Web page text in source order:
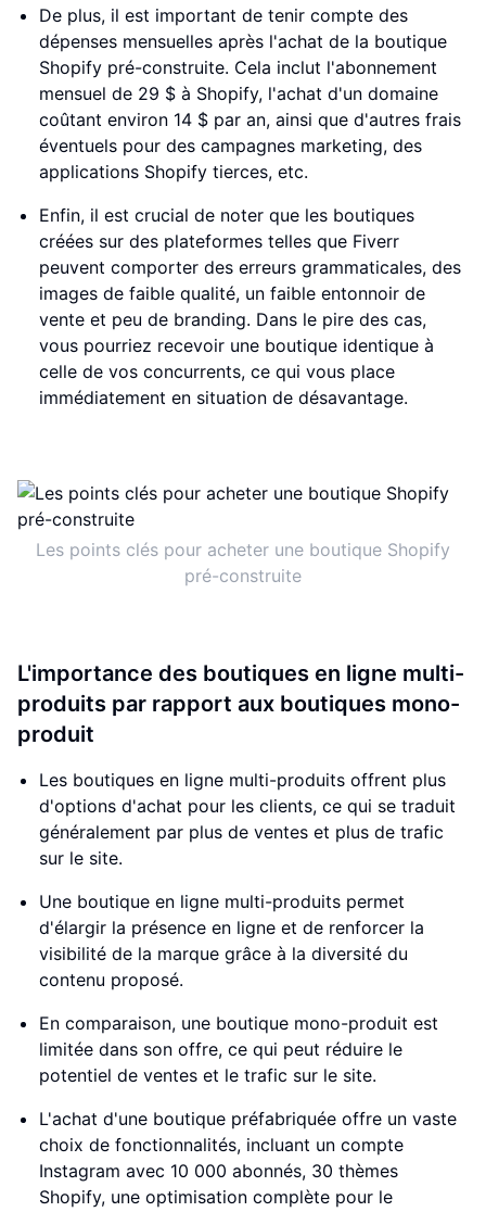
De plus, il est important de tenir compte des
dépenses mensuelles après l'achat de la boutique
Shopify pré-construite. Cela inclut l'abonnement
mensuel de 29 $ à Shopify, l'achat d'un domaine
coûtant environ 14 $ par an, ainsi que d'autres frais
éventuels pour des campagnes marketing, des
applications Shopify tierces, etc.
Enfin, il est crucial de noter que les boutiques
créées sur des plateformes telles que Fiverr
peuvent comporter des erreurs grammaticales, des
images de faible qualité, un faible entonnoir de
vente et peu de branding. Dans le pire des cas,
vous pourriez recevoir une boutique identique à
celle de vos concurrents, ce qui vous place
immédiatement en situation de désavantage.
Les points clés pour acheter une boutique Shopify
pré-construite
L'importance des boutiques en ligne multi-
produits par rapport aux boutiques mono-
produit
Les boutiques en ligne multi-produits offrent plus
d'options d'achat pour les clients, ce qui se traduit
généralement par plus de ventes et plus de trafic
sur le site.
Une boutique en ligne multi-produits permet
d'élargir la présence en ligne et de renforcer la
visibilité de la marque grâce à la diversité du
contenu proposé.
En comparaison, une boutique mono-produit est
limitée dans son offre, ce qui peut réduire le
potentiel de ventes et le trafic sur le site.
L'achat d'une boutique préfabriquée offre un vaste
choix de fonctionnalités, incluant un compte
Instagram avec 10 000 abonnés, 30 thèmes
Shopify, une optimisation complète pour le